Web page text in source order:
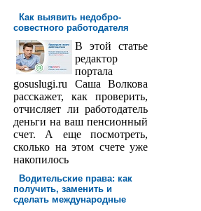
Как выявить недобро­
совестного работодателя
В этой статье
редактор
порта­ла
gosuslugi.ru Саша Волкова
расскажет, как проверить,
отчисляет ли работодатель
деньги на ваш пенсионный
счет. А еще посмотреть,
сколько на этом счете уже
накопилось
Водительские права: как
получить, заменить и
сделать международ­ные